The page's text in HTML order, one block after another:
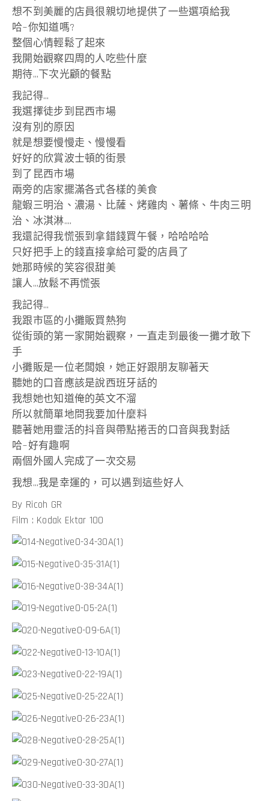
想不到美麗的店員很親切地提供了一些選項給我
哈~你知道嗎?
整個心情輕鬆了起來
我開始觀察四周的人吃些什麼
期待…下次光顧的餐點
我記得…
我選擇徒步到昆西市場
沒有別的原因
就是想要慢慢走、慢慢看
好好的欣賞波士頓的街景
到了昆西市場
兩旁的店家擺滿各式各樣的美食
龍蝦三明治、濃湯、比薩、烤雞肉、薯條、牛肉三明
治、冰淇淋….
我還記得我慌張到拿錯錢買午餐，哈哈哈哈
只好把手上的錢直接拿給可愛的店員了
她那時候的笑容很甜美
讓人…放鬆不再慌張
我記得…
我跟市區的小攤販買熱狗
從街頭的第一家開始觀察，一直走到最後一攤才敢下
手
小攤販是一位老闆娘，她正好跟朋友聊著天
聽她的口音應該是說西班牙話的
我想她也知道俺的英文不溜
所以就簡單地問我要加什麼料
聽著她用靈活的抖音與帶點捲舌的口音與我對話
哈~好有趣啊
兩個外國人完成了一次交易
我想…我是幸運的，可以遇到這些好人
By Ricoh GR
Film : Kodak Ektar 100